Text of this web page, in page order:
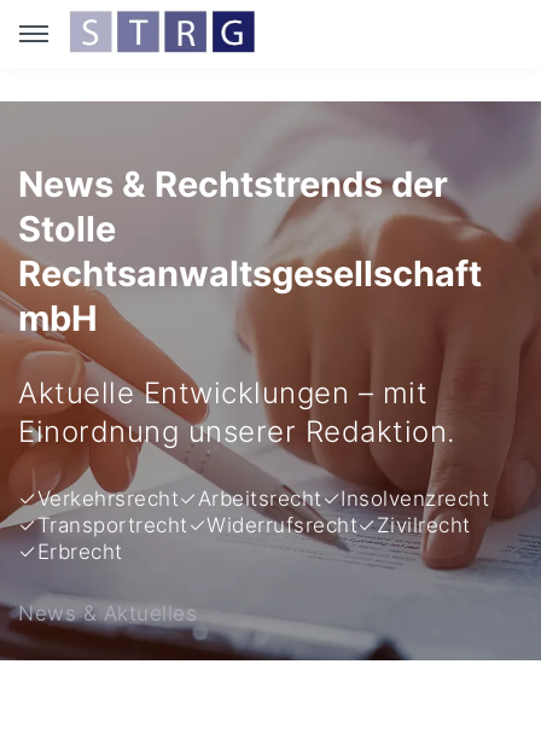
News & Rechtstrends der
Stolle
Rechtsanwaltsgesellschaft
mbH
Aktuelle Entwicklungen – mit
Einordnung unserer Redaktion.
✓Verkehrsrecht✓Arbeitsrecht✓Insolvenzrecht
✓Transportrecht✓Widerrufsrecht✓Zivilrecht
✓ Erbrecht
News & Aktuelles